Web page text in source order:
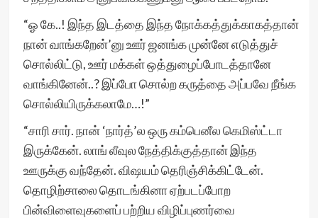
“ஓ கே..! இந்த இடத்தை இந்த நோக்கத்துக்காகத்தான்
நான் வாங்கறேன்’னு ஊர் ஜனங்க முன்னே எடுத்துச்
சொல்லிட்டு, ஊர் மக்கள் ஒத்துழைப்போடத்தானே
வாங்கினேன்..? இப்போ சொல்ற கருத்தை அப்பவே நீங்க
சொல்லியிருக்கலாமே…!”
“சாரி சார். நான் ‘நார்த்’ல ஒரு கம்பெனீல கெமிஸ்ட்டா
இருக்கேன். லாங் லீவுல நேத்திக்குத்தான் இந்த
ஊருக்கு வந்தேன். விஷயம் தெரிஞ்சிக்கிட்டேன்.
தொழிற்சாலை தொடங்கினா ஏற்படப்போற
பின்விளைவுகளைப் பற்றிய விழிப்புணர்வை